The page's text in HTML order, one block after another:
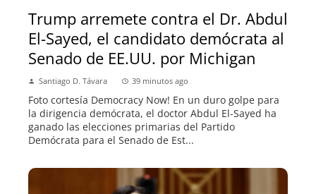
Trump arremete contra el Dr. Abdul
El-Sayed, el candidato demócrata al
Senado de EE.UU. por Michigan
Santiago D. Távara 39 minutos ago
Foto cortesía Democracy Now! En un duro golpe para
la dirigencia demócrata, el doctor Abdul El-Sayed ha
ganado las elecciones primarias del Partido
Demócrata para el Senado de Est...